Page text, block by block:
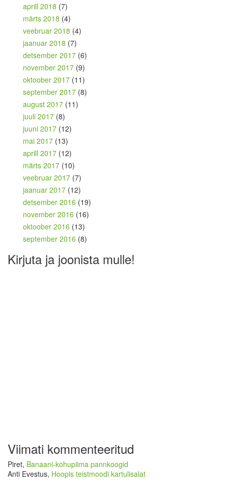
aprill 2018 (7)
märts 2018 (4)
veebruar 2018 (4)
jaanuar 2018 (7)
detsember 2017 (6)
november 2017 (9)
oktoober 2017 (11)
september 2017 (8)
august 2017 (11)
juuli 2017 (8)
juuni 2017 (12)
mai 2017 (13)
aprill 2017 (12)
märts 2017 (10)
veebruar 2017 (7)
jaanuar 2017 (12)
detsember 2016 (19)
november 2016 (16)
oktoober 2016 (13)
september 2016 (8)
Kirjuta ja joonista mulle!
Viimati kommenteeritud
Piret, Banaani-kohupiima pannkoogid
Anti Evestus, Hoopis teistmoodi kartulisalat